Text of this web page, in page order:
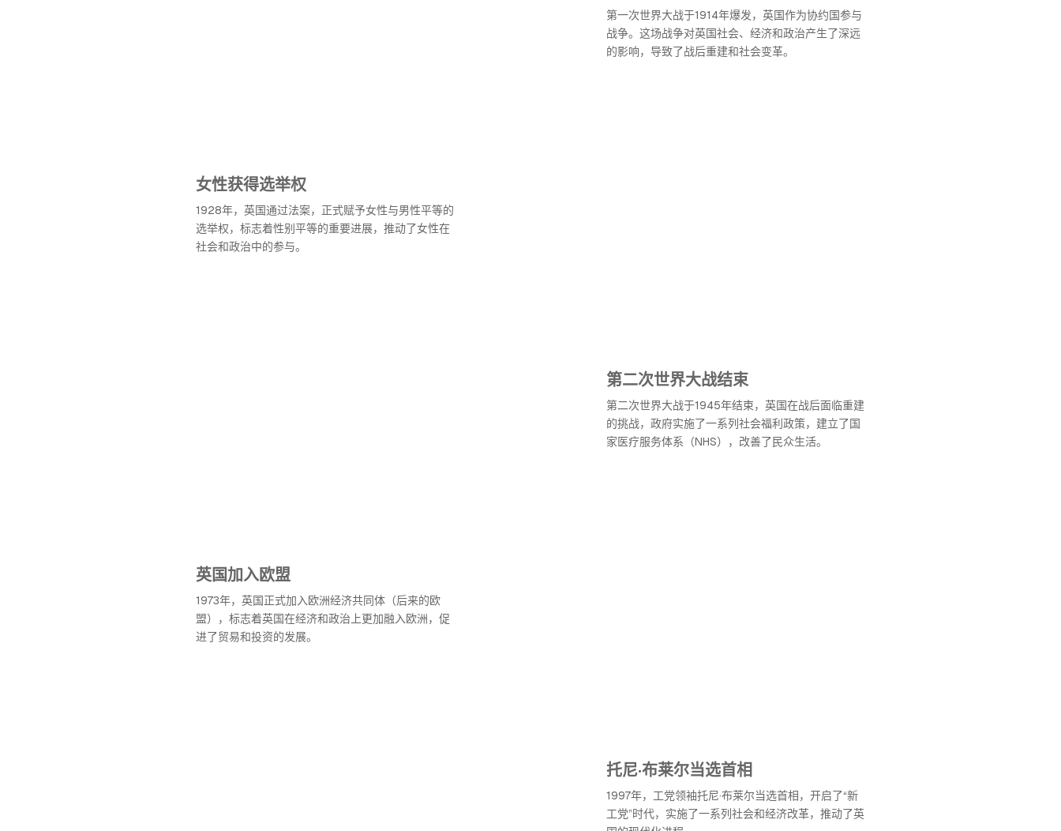
第一次世界大战于1914年爆发，英国作为协约国参与
战争。这场战争对英国社会、经济和政治产生了深远
的影响，导致了战后重建和社会变革。
女性获得选举权
1928年，英国通过法案，正式赋予女性与男性平等的
选举权，标志着性别平等的重要进展，推动了女性在
社会和政治中的参与。
第二次世界大战结束
第二次世界大战于1945年结束，英国在战后面临重建
的挑战，政府实施了一系列社会福利政策，建立了国
家医疗服务体系（NHS），改善了民众生活。
英国加入欧盟
1973年，英国正式加入欧洲经济共同体（后来的欧
盟），标志着英国在经济和政治上更加融入欧洲，促
进了贸易和投资的发展。
托尼·布莱尔当选首相
1997年，工党领袖托尼·布莱尔当选首相，开启了“新
工党”时代，实施了一系列社会和经济改革，推动了英